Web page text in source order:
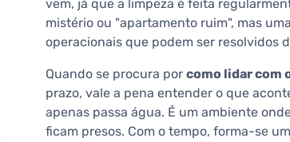
vem, já que a limpeza é feita
mistério ou "apartamento ruim", mas
operacionais que podem ser resolvidos
Quando se procura por como lidar com
prazo, vale a pena entender o que
apenas passa água. É um ambiente
ficam presos. Com o tempo, forma-se